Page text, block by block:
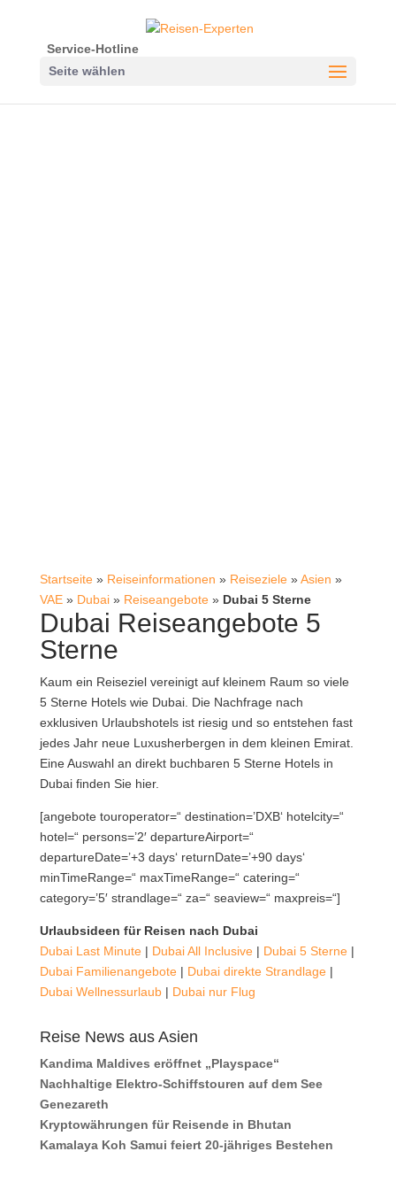
Service-Hotline
Seite wählen
Startseite» Reiseinformationen » Reiseziele»Asien »
VAE» Dubai» Reiseangebote» Dubai 5 Sterne
Dubai Reiseangebote 5
Sterne
Kaum ein Reiseziel vereinigt auf kleinem Raum so viele
5 Sterne Hotels wie Dubai. Die Nachfrage nach
exklusiven Urlaubshotels ist riesig und so entstehen fast
jedes Jahr neue Luxusherbergen in dem kleinen Emirat.
Eine Auswahl an direkt buchbaren 5 Sterne Hotels in
Dubai finden Sie hier.
[angebote touroperator=“ destination=’DXB‘ hotelcity=“
hotel=“ persons=’2′ departureAirport=“
departureDate=’+3 days‘ returnDate=’+90 days‘
minTimeRange=“ maxTimeRange=“ catering=“
category=’5′ strandlage=“ za=“ seaview=“ maxpreis=“]
Urlaubsideen für Reisen nach Dubai
Dubai Last Minute| Dubai All Inclusive| Dubai 5 Sterne|
Dubai Familienangebote| Dubai direkte Strandlage|
Dubai Wellnessurlaub| Dubai nur Flug
Reise News aus Asien
Kandima Maldives eröffnet „Playspace“
Nachhaltige Elektro-Schiffstouren auf dem See
Genezareth
Kryptowährungen für Reisende in Bhutan
Kamalaya Koh Samui feiert 20-jähriges Bestehen